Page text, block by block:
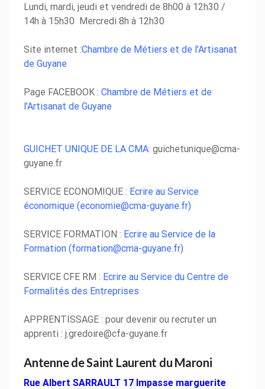
Lundi, mardi, jeudi et vendredi de 8h00 à 12h30 /
14h à 15h30 Mercredi 8h à 12h30
Site internet :Chambre de Métiers et de l’Artisanat
de Guyane
Page FACEBOOK : Chambre de Métiers et de
l’Artisanat de Guyane
GUICHET UNIQUE DE LA CMA: guichetunique@cma-
guyane.fr
SERVICE ECONOMIQUE : Ecrire au Service
économique (economie@cma-guyane.fr)
SERVICE FORMATION : Ecrire au Service de la
Formation (formation@cma-guyane.fr)
SERVICE CFE RM : Ecrire au Service du Centre de
Formalités des Entreprises
APPRENTISSAGE : pour devenir ou recruter un
apprenti : j.gredoire@cfa-guyane.fr
Antenne de Saint Laurent du Maroni
Rue Albert SARRAULT 17 Impasse marguerite